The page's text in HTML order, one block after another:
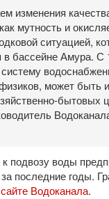
изменения
мутность и
ситуацией,
бассейне Амура. С
может быть
бытовых
подвозу воды
последние годы.
Водоканала.